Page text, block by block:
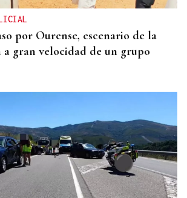
por Ourense, escenario de la
gran velocidad de un grupo